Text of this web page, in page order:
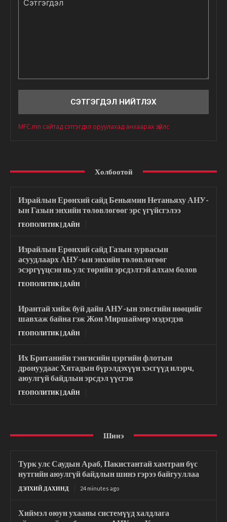
MFC.mn сайтад сэтгэгдэл оруулахад анхаарах зүйлс
Холбоотой
Израйлын Ерөнхий сайд Беньямин Нетаньяху АНУ-
ын Газын энхийн төлөвлөгөөг эрс үгүйсгэлээ
ГЕОПОЛИТИК | ДАЙН
Израйлын Ерөнхий сайд Газын зурвасын
асуудлаарх АНУ-ын энхийн төлөвлөгөөг
эсэргүүцсэн нь улс төрийн эрсдэлтэй алхам болов
ГЕОПОЛИТИК | ДАЙН
Ирантай хийж буй дайн АНУ-ын зэвсгийн нөөцийг
шавхаж байна гэж Жон Миршаймер мэдэгдэв
ГЕОПОЛИТИК | ДАЙН
Их Британийн тэнгисийн цэргийн флотын
дронуудаас Хятадын бүрэлдэхүүн хэсгүүд илэрч,
аюулгүй байдлын эрсдэл үүсгэв
ГЕОПОЛИТИК | ДАЙН
Шинэ
Турк улс Саудын Араб, Пакистантай хамтран бүс
нутгийн аюулгүй байдлын шинэ гэрээ байгууллаа
ДЭЛХИЙ ДАХИНД 24 minutes ago
Хиймэл оюун ухааны системүүд халдлага